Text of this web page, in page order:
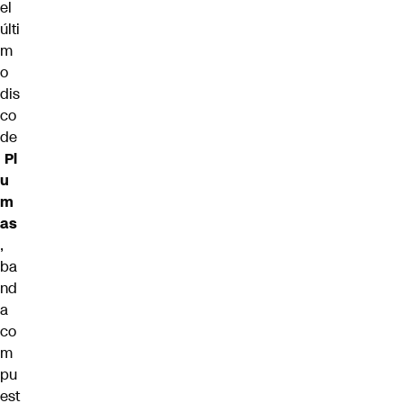
el
últi
m
o
dis
co
de
Pl
u
m
as
,
ba
nd
a
co
m
pu
est